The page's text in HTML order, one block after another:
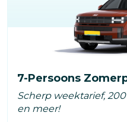
7-Persoons
Scherp weektarief,
en meer!